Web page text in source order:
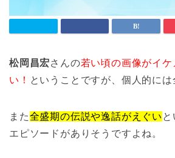
松岡昌宏さんの若い頃の画像がイ
い！ ということですが、個人的には
また全盛期の伝説や逸話がえぐい と
エピソードがありそうですよね。